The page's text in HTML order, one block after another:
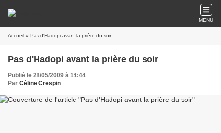
MENU
Accueil » Pas d'Hadopi avant la prière du soir
Pas d'Hadopi avant la prière du soir
Publié le 28/05/2009 à 14:44
Par Céline Crespin